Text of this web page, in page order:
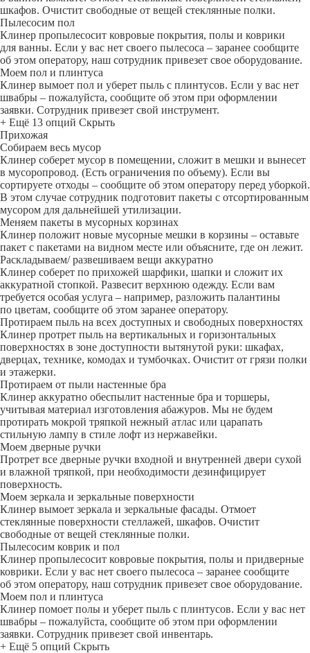
шкафов. Очистит свободные от вещей стеклянные полки.
Пылесосим пол
Клинер пропылесосит ковровые покрытия, полы и коврики
для ванны. Если у вас нет своего пылесоса – заранее сообщите
об этом оператору, наш сотрудник привезет свое оборудование.
Моем пол и плинтуса
Клинер вымоет пол и уберет пыль с плинтусов. Если у вас нет
швабры – пожалуйста, сообщите об этом при оформлении
заявки. Сотрудник привезет свой инструмент.
+ Ещё 13 опций Скрыть
Прихожая
Собираем весь мусор
Клинер соберет мусор в помещении, сложит в мешки и вынесет
в мусоропровод. (Есть ограничения по объему). Если вы
сортируете отходы – сообщите об этом оператору перед уборкой.
В этом случае сотрудник подготовит пакеты с отсортированным
мусором для дальнейшей утилизации.
Меняем пакеты в мусорных корзинах
Клинер положит новые мусорные мешки в корзины – оставьте
пакет с пакетами на видном месте или объясните, где он лежит.
Раскладываем/ развешиваем вещи аккуратно
Клинер соберет по прихожей шарфики, шапки и сложит их
аккуратной стопкой. Развесит верхнюю одежду. Если вам
требуется особая услуга – например, разложить палантины
по цветам, сообщите об этом заранее оператору.
Протираем пыль на всех доступных и свободных поверхностях
Клинер протрет пыль на вертикальных и горизонтальных
поверхностях в зоне доступности вытянутой руки: шкафах,
дверцах, технике, комодах и тумбочках. Очистит от грязи полки
и этажерки.
Протираем от пыли настенные бра
Клинер аккуратно обеспылит настенные бра и торшеры,
учитывая материал изготовления абажуров. Мы не будем
протирать мокрой тряпкой нежный атлас или царапать
стильную лампу в стиле лофт из нержавейки.
Моем дверные ручки
Протрет все дверные ручки входной и внутренней двери сухой
и влажной тряпкой, при необходимости дезинфицирует
поверхность.
Моем зеркала и зеркальные поверхности
Клинер вымоет зеркала и зеркальные фасады. Отмоет
стеклянные поверхности стеллажей, шкафов. Очистит
свободные от вещей стеклянные полки.
Пылесосим коврик и пол
Клинер пропылесосит ковровые покрытия, полы и придверные
коврики. Если у вас нет своего пылесоса – заранее сообщите
об этом оператору, наш сотрудник привезет свое оборудование.
Моем пол и плинтуса
Клинер помоет полы и уберет пыль с плинтусов. Если у вас нет
швабры – пожалуйста, сообщите об этом при оформлении
заявки. Сотрудник привезет свой инвентарь.
+ Ещё 5 опций Скрыть